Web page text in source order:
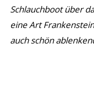
Schlauchboot über
eine Art
auch schön